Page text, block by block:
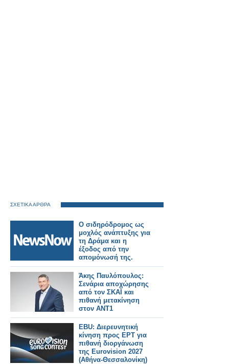
ΣΧΕΤΙΚΑ ΑΡΘΡΑ
Ο σιδηρόδρομος ως
μοχλός ανάπτυξης για
τη Δράμα και η
έξοδος από την
απομόνωσή της.
Άκης Παυλόπουλος:
Σενάρια αποχώρησης
από τον ΣΚΑΪ και
πιθανή μετακίνηση
στον ΑΝΤ1
EBU: Διερευνητική
κίνηση προς ΕΡΤ για
πιθανή διοργάνωση
της Eurovision 2027
(Αθήνα-Θεσσαλονίκη)